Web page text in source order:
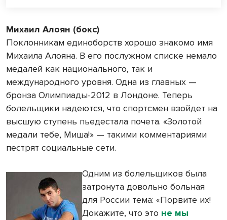
Михаил Алоян (бокс)
Поклонникам единоборств хорошо знакомо имя
Михаила Алояна. В его послужном списке немало
медалей как национального, так и
международного уровня. Одна из главных —
бронза Олимпиады-2012 в Лондоне. Теперь
болельщики надеются, что спортсмен взойдет на
высшую ступень пьедестала почета. «Золотой
медали тебе, Миша!» — такими комментариями
пестрят социальные сети.
Одним из болельщиков была
затронута довольно больная
для России тема: «Порвите их!
Докажите, что это не мы